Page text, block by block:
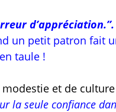
d’appréciation.’’.
un petit patron fait
taule !
et de
la seule confiance